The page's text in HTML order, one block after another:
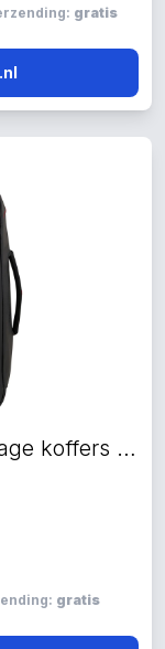
gratis
Samsonite Ecodiver Handbagage koffers zwart
gratis